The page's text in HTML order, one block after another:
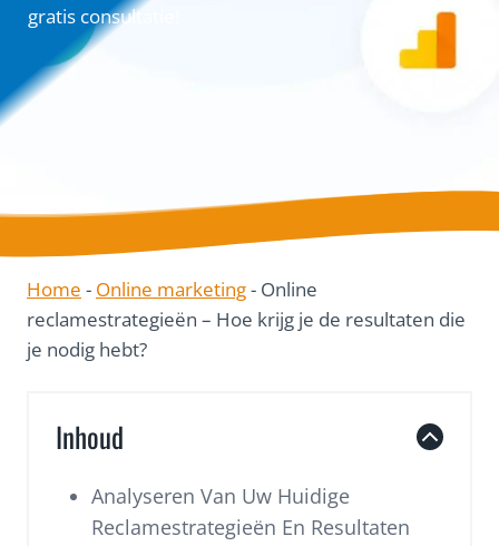
gratis consultatie!
Home - Online marketing- Online
reclamestrategieën – Hoe krijg je de resultaten die
je nodig hebt?
Inhoud
Analyseren Van Uw Huidige
Reclamestrategieën En Resultaten